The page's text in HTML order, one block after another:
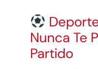
Nunca Te
Partido